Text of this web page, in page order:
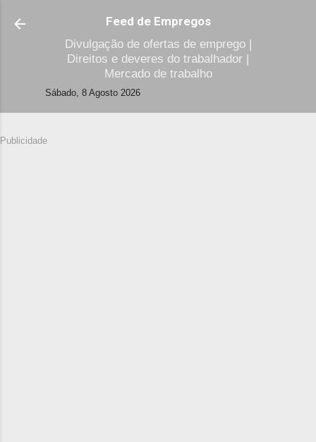
Avançar para o conteúdo principal
Feed de Empregos
Divulgação de ofertas de emprego |
Direitos e deveres do trabalhador |
Mercado de trabalho
Sábado, 8 Agosto 2026
Publicidade